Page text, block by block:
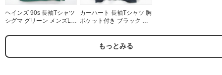
ヘインズ 90s 長袖Tシャツ
シグマ グリーン メンズL相
カーハート 長袖Tシャツ 胸
ポケット付き ブラック メ
もっとみる